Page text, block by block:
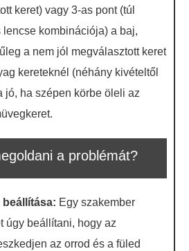
keret) vagy 3-as pont (túl
lencse kombinációja) a baj,
a nem jól megválasztott keret
kereteknél (néhány kivételtől
jó, ha szépen körbe öleli az
a problémát?
beállítása: Egy szakember
úgy beállítani, hogy az
az orrod és a füled